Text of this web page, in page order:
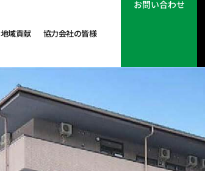
地域貢献 協力会社の皆様
お問い合わせ